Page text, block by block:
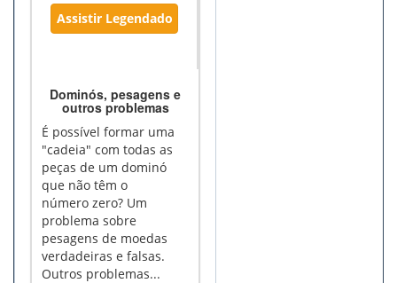
Assistir Legendado
Dominós, pesagens e
outros problemas
É possível formar uma
"cadeia" com todas as
peças de um dominó
que não têm o
número zero? Um
problema sobre
pesagens de moedas
verdadeiras e falsas.
Outros problemas...